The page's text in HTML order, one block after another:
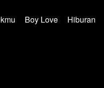
Boy Love Hiburan